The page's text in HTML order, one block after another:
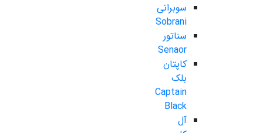
سوبرانی
Sobrani
سناتور
Senaor
کاپتان
بلک
Captain
Black
آل